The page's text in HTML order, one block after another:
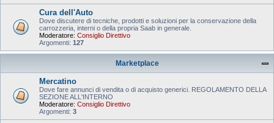
Cura dell'Auto
Dove discutere di tecniche, prodotti e soluzioni per la conservazione della
carrozzeria, interni o della propria Saab in generale.
Moderatore: Consiglio Direttivo
Argomenti: 127
Marketplace
Mercatino
Dove fare annunci di vendita o di acquisto generici. REGOLAMENTO DELLA
SEZIONE ALL'INTERNO
Moderatore: Consiglio Direttivo
Argomenti: 3